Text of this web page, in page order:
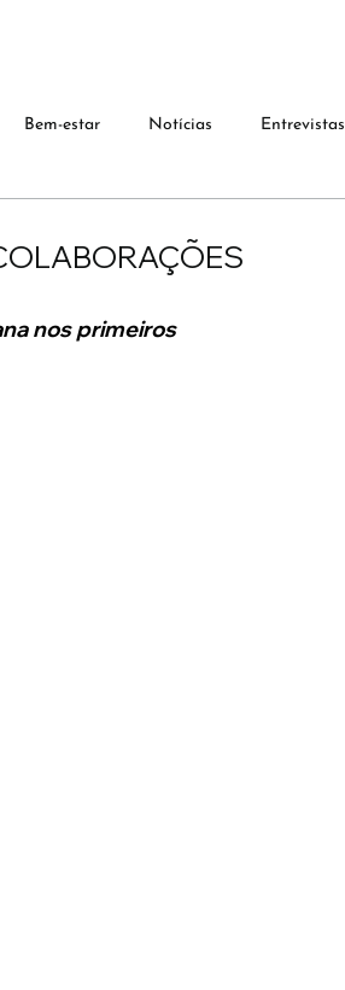
Bem-estar Notícias Entrevistas
nos primeiros